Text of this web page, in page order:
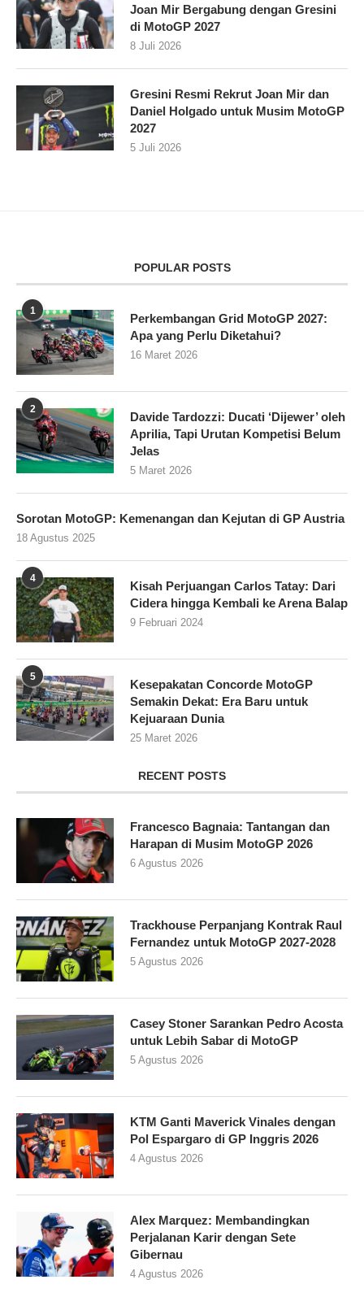
Joan Mir Bergabung dengan Gresini
di MotoGP 2027
8 Juli 2026
Gresini Resmi Rekrut Joan Mir dan
Daniel Holgado untuk Musim MotoGP
2027
5 Juli 2026
POPULAR POSTS
1
Perkembangan Grid MotoGP 2027:
Apa yang Perlu Diketahui?
16 Maret 2026
2
Davide Tardozzi: Ducati ‘Dijewer’ oleh
Aprilia, Tapi Urutan Kompetisi Belum
Jelas
5 Maret 2026
Sorotan MotoGP: Kemenangan dan Kejutan di GP Austria
18 Agustus 2025
4
Kisah Perjuangan Carlos Tatay: Dari
Cidera hingga Kembali ke Arena Balap
9 Februari 2024
5
Kesepakatan Concorde MotoGP
Semakin Dekat: Era Baru untuk
Kejuaraan Dunia
25 Maret 2026
RECENT POSTS
Francesco Bagnaia: Tantangan dan
Harapan di Musim MotoGP 2026
6 Agustus 2026
Trackhouse Perpanjang Kontrak Raul
Fernandez untuk MotoGP 2027-2028
5 Agustus 2026
Casey Stoner Sarankan Pedro Acosta
untuk Lebih Sabar di MotoGP
5 Agustus 2026
KTM Ganti Maverick Vinales dengan
Pol Espargaro di GP Inggris 2026
4 Agustus 2026
Alex Marquez: Membandingkan
Perjalanan Karir dengan Sete
Gibernau
4 Agustus 2026